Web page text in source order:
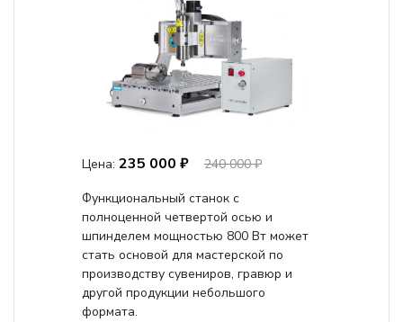
Цена: 235 000 ₽
240 000 ₽
Функциональный станок с
полноценной четвертой осью и
шпинделем мощностью 800 Вт может
стать основой для мастерской по
производству сувениров, гравюр и
другой продукции небольшого
формата.